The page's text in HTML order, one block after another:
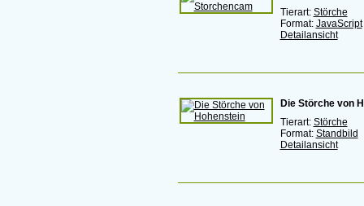
Tierart: Störche
Format: JavaScript
Detailansicht
Die Störche von
Tierart: Störche
Format: Standbild
Detailansicht